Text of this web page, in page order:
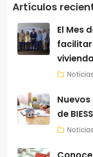
Artículos
El Mes
facilitar
Noticias
de BIESS
Noticias